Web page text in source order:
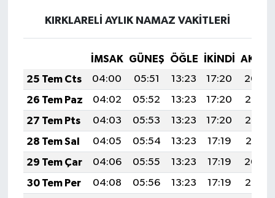
KIRKLARELİ AYLIK NAMAZ VAKITLERI
İMSAK GÜNEŞ ÖĞLE İKINDI
25 Tem Cts
04:00 05:51 13:23 17:20
20:44
26 Tem Paz
04:02 05:52 13:23 17:20
20:43
27 Tem Pts
04:03 05:53 13:23 17:20
20:42
28 Tem Sal
04:05 05:54 13:23 17:19
20:41
29 Tem Çar
04:06 05:55 13:23 17:19
20:40
30 Tem Per
04:08 05:56 13:23 17:19
20:39